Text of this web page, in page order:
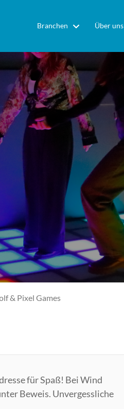
Branchen Über uns
& Pixel Games
für Spaß! Bei Wind
Beweis. Unvergessliche